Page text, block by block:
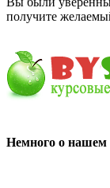
получите
Немного о нашем